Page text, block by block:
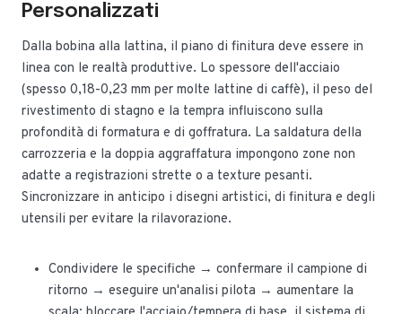
Personalizzati
Dalla bobina alla lattina, il piano di finitura deve essere in
linea con le realtà produttive. Lo spessore dell'acciaio
(spesso 0,18-0,23 mm per molte lattine di caffè), il peso del
rivestimento di stagno e la tempra influiscono sulla
profondità di formatura e di goffratura. La saldatura della
carrozzeria e la doppia aggraffatura impongono zone non
adatte a registrazioni strette o a texture pesanti.
Sincronizzare in anticipo i disegni artistici, di finitura e degli
utensili per evitare la rilavorazione.
Condividere le specifiche → confermare il campione di
ritorno → eseguire un'analisi pilota → aumentare la